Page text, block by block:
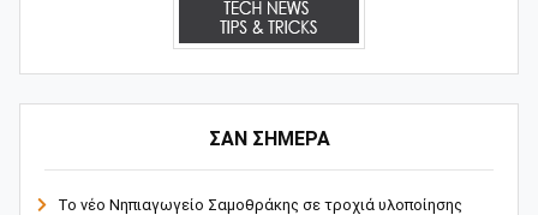
ΣΑΝ ΣΗΜΕΡΑ
Το νέο Νηπιαγωγείο Σαμοθράκης σε τροχιά υλοποίησης